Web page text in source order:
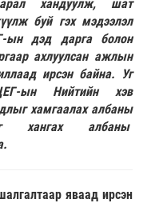
хандуулж, шат
буй гэх мэдээлэл
ын дэд дарга болон
ахлуулсан ажлын
ирсэн байна. Уг
ын Нийтийн хэв
хамгаалах албаны
хангах албаны
яваад ирсэн